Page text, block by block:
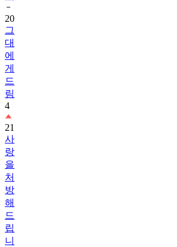
20
그
대
에
게
드
림
4
21
사
랑
을
처
방
해
드
립
니